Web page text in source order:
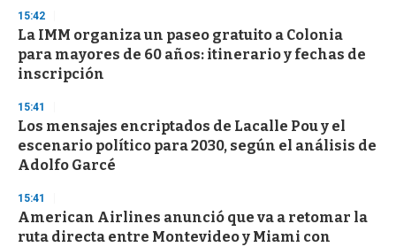
15:42
La IMM organiza un paseo gratuito a Colonia
para mayores de 60 años: itinerario y fechas de
inscripción
15:41
Los mensajes encriptados de Lacalle Pou y el
escenario político para 2030, según el análisis de
Adolfo Garcé
15:41
American Airlines anunció que va a retomar la
ruta directa entre Montevideo y Miami con